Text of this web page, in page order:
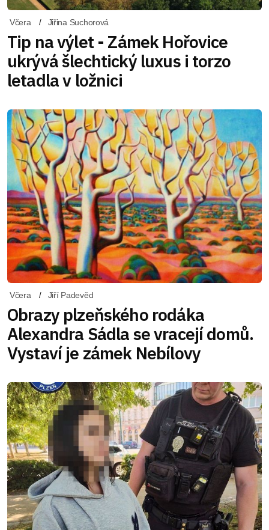
Včera Jiřina Suchorová
Tip na výlet - Zámek Hořovice
ukrývá šlechtický luxus i torzo
letadla v ložnici
Včera Jiří Padevěd
Obrazy plzeňského rodáka
Alexandra Sádla se vracejí domů.
Vystaví je zámek Nebílovy